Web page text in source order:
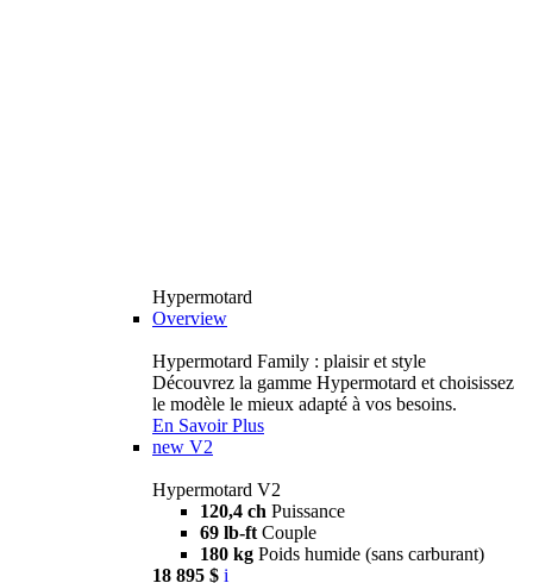
Hypermotard
Overview
Hypermotard Family : plaisir et style
Découvrez la gamme Hypermotard et choisissez
le modèle le mieux adapté à vos besoins.
En Savoir Plus
new V2
Hypermotard V2
120,4 ch Puissance
69 lb-ft Couple
180 kg Poids humide (sans carburant)
18 895 $ i